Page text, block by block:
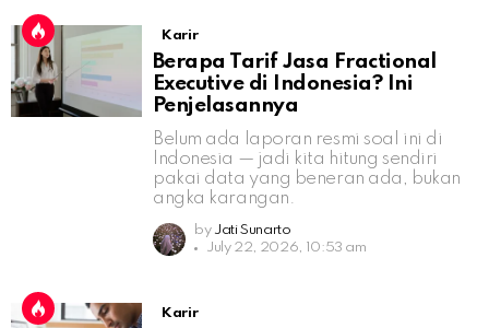
Karir
Berapa Tarif Jasa Fractional
Executive di Indonesia? Ini
Penjelasannya
Belum ada laporan resmi soal ini di
Indonesia — jadi kita hitung sendiri
pakai data yang beneran ada, bukan
angka karangan.
by Jati Sunarto
July 22, 2026, 10:53 am
Karir